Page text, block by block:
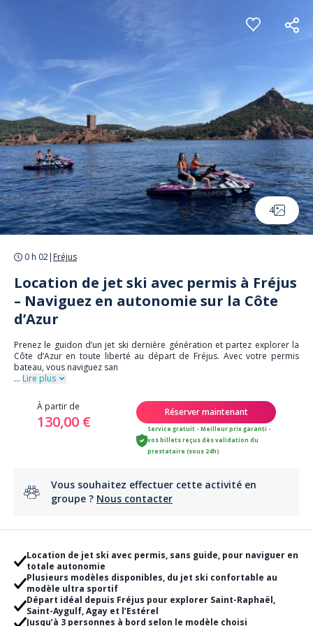
4
0 h 02| Fréjus
Location de jet ski avec permis à Fréjus
– Naviguez en autonomie sur la Côte
d’Azur
Prenez le guidon d’un jet ski dernière génération et partez explorer la
Côte d’Azur en toute liberté au départ de Fréjus. Avec votre permis
bateau, vous naviguez san
... Lire plus
À partir de
130,00 €
Réserver maintenant
Service gratuit - Meilleur prix garanti -
vos billets reçus dès validation du
prestataire (sous 24h)
Vous souhaitez effectuer cette activité en
groupe ? Nous contacter
Location de jet ski avec permis, sans guide, pour naviguer en
totale autonomie
Plusieurs modèles disponibles, du jet ski confortable au
modèle ultra sportif
Départ idéal depuis Fréjus pour explorer Saint-Raphaël,
Saint-Aygulf, Agay et l’Estérel
Jusqu’à 3 personnes à bord selon le modèle choisi